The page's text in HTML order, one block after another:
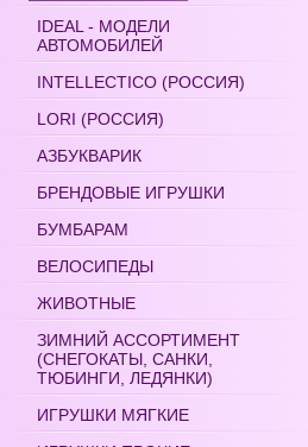
IDEAL - МОДЕЛИ
АВТОМОБИЛЕЙ
INTELLECTICO (РОССИЯ)
LORI (РОССИЯ)
АЗБУКВАРИК
БРЕНДОВЫЕ ИГРУШКИ
БУМБАРАМ
ВЕЛОСИПЕДЫ
ЖИВОТНЫЕ
ЗИМНИЙ АССОРТИМЕНТ
(СНЕГОКАТЫ, САНКИ,
ТЮБИНГИ, ЛЕДЯНКИ)
ИГРУШКИ МЯГКИЕ